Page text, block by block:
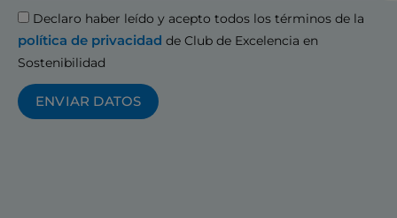
Aceptación
Declaro haber leído y acepto todos los términos de la
política de privacidad de Club de Excelencia en
Sostenibilidad
ENVIAR DATOS